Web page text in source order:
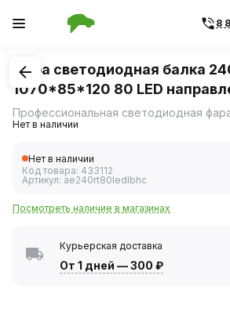
8
1/3
Фара светодиодная балка
1070*85*120 80 LED
30V (АвтоЭлектрика)
Нет в наличии
Нет в наличии
Код товара: 433112
Артикул: ae240rt80ledlbhc
Посмотреть наличие в магазинах
Курьерская доставка
От 1 дней —300 ₽